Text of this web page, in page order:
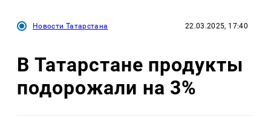
Новости Татарстана 22.03.2025, 17:40
В Татарстане продукты
подорожали на 3%